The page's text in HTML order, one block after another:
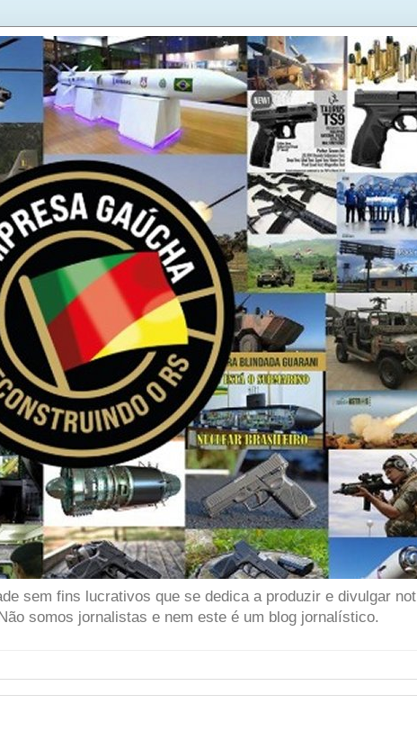
sem fins lucrativos que se dedica a produzir e divulgar
somos jornalistas e nem este é um blog jornalístico.